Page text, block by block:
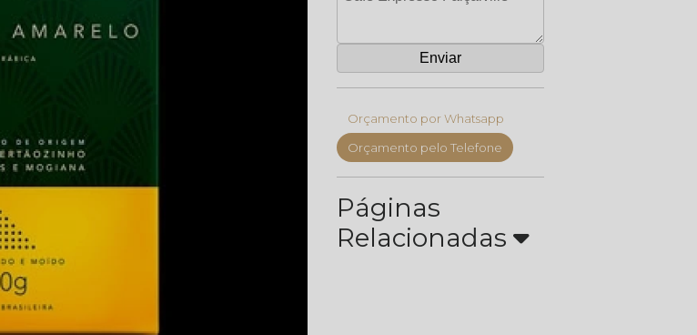
Orçamento por Whatsapp
Orçamento pelo Telefone
Páginas
Relacionadas